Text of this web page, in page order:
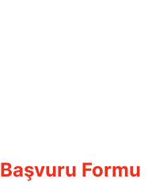
Başvuru Formu